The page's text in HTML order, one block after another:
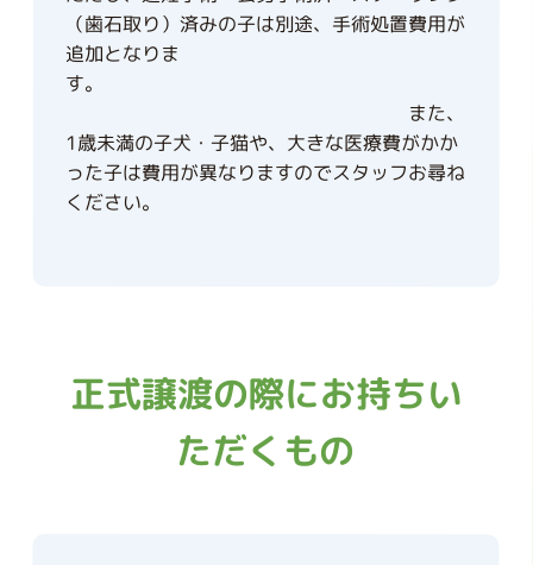
（歯石取り）済みの子は別途、手術処置費用が
追加となりま
す。
また、
1歳未満の子犬・子猫や、大きな医療費がかか
った子は費用が異なりますのでスタッフお尋ね
ください。
正式譲渡の際にお持ちい
ただくもの